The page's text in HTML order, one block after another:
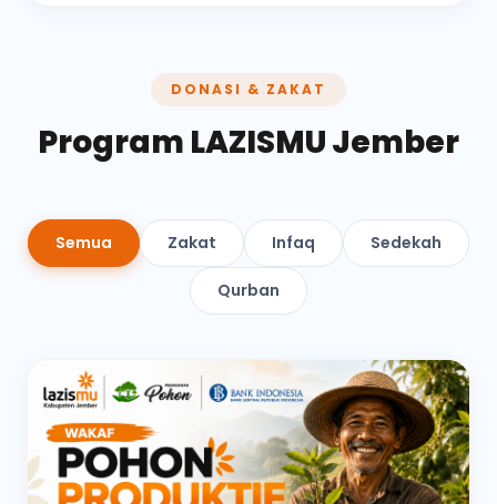
DONASI & ZAKAT
Program LAZISMU Jember
Semua Zakat Infaq Sedekah
Qurban